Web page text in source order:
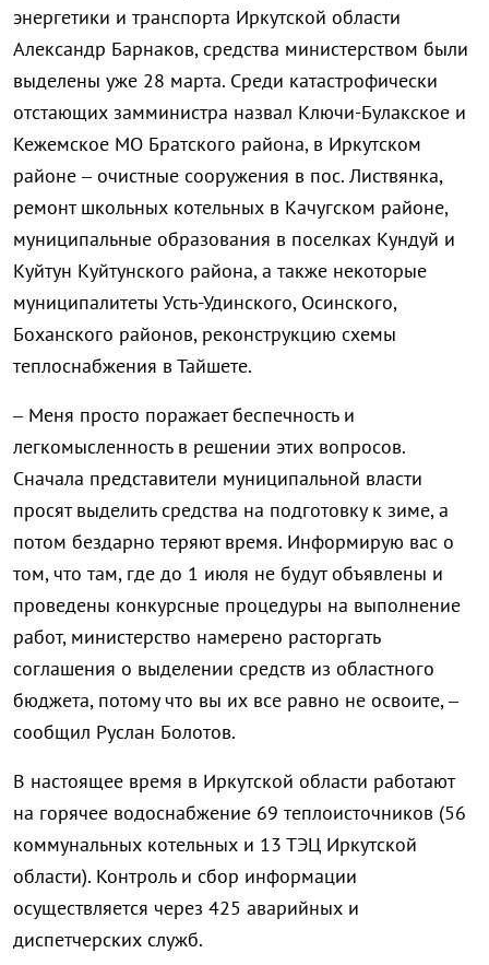
энергетики и транспорта Иркутской области
Александр Барнаков, средства министерством были
выделены уже 28 марта. Среди катастрофически
отстающих замминистра назвал Ключи-Булакское и
Кежемское МО Братского района, в Иркутском
районе – очистные сооружения в пос. Листвянка,
ремонт школьных котельных в Качугском районе,
муниципальные образования в поселках Кундуй и
Куйтун Куйтунского района, а также некоторые
муниципалитеты Усть-Удинского, Осинского,
Боханского районов, реконструкцию схемы
теплоснабжения в Тайшете.
– Меня просто поражает беспечность и
легкомысленность в решении этих вопросов.
Сначала представители муниципальной власти
просят выделить средства на подготовку к зиме, а
потом бездарно теряют время. Информирую вас о
том, что там, где до 1 июля не будут объявлены и
проведены конкурсные процедуры на выполнение
работ, министерство намерено расторгать
соглашения о выделении средств из областного
бюджета, потому что вы их все равно не освоите, –
сообщил Руслан Болотов.
В настоящее время в Иркутской области работают
на горячее водоснабжение 69 теплоисточников (56
коммунальных котельных и 13 ТЭЦ Иркутской
области). Контроль и сбор информации
осуществляется через 425 аварийных и
диспетчерских служб.